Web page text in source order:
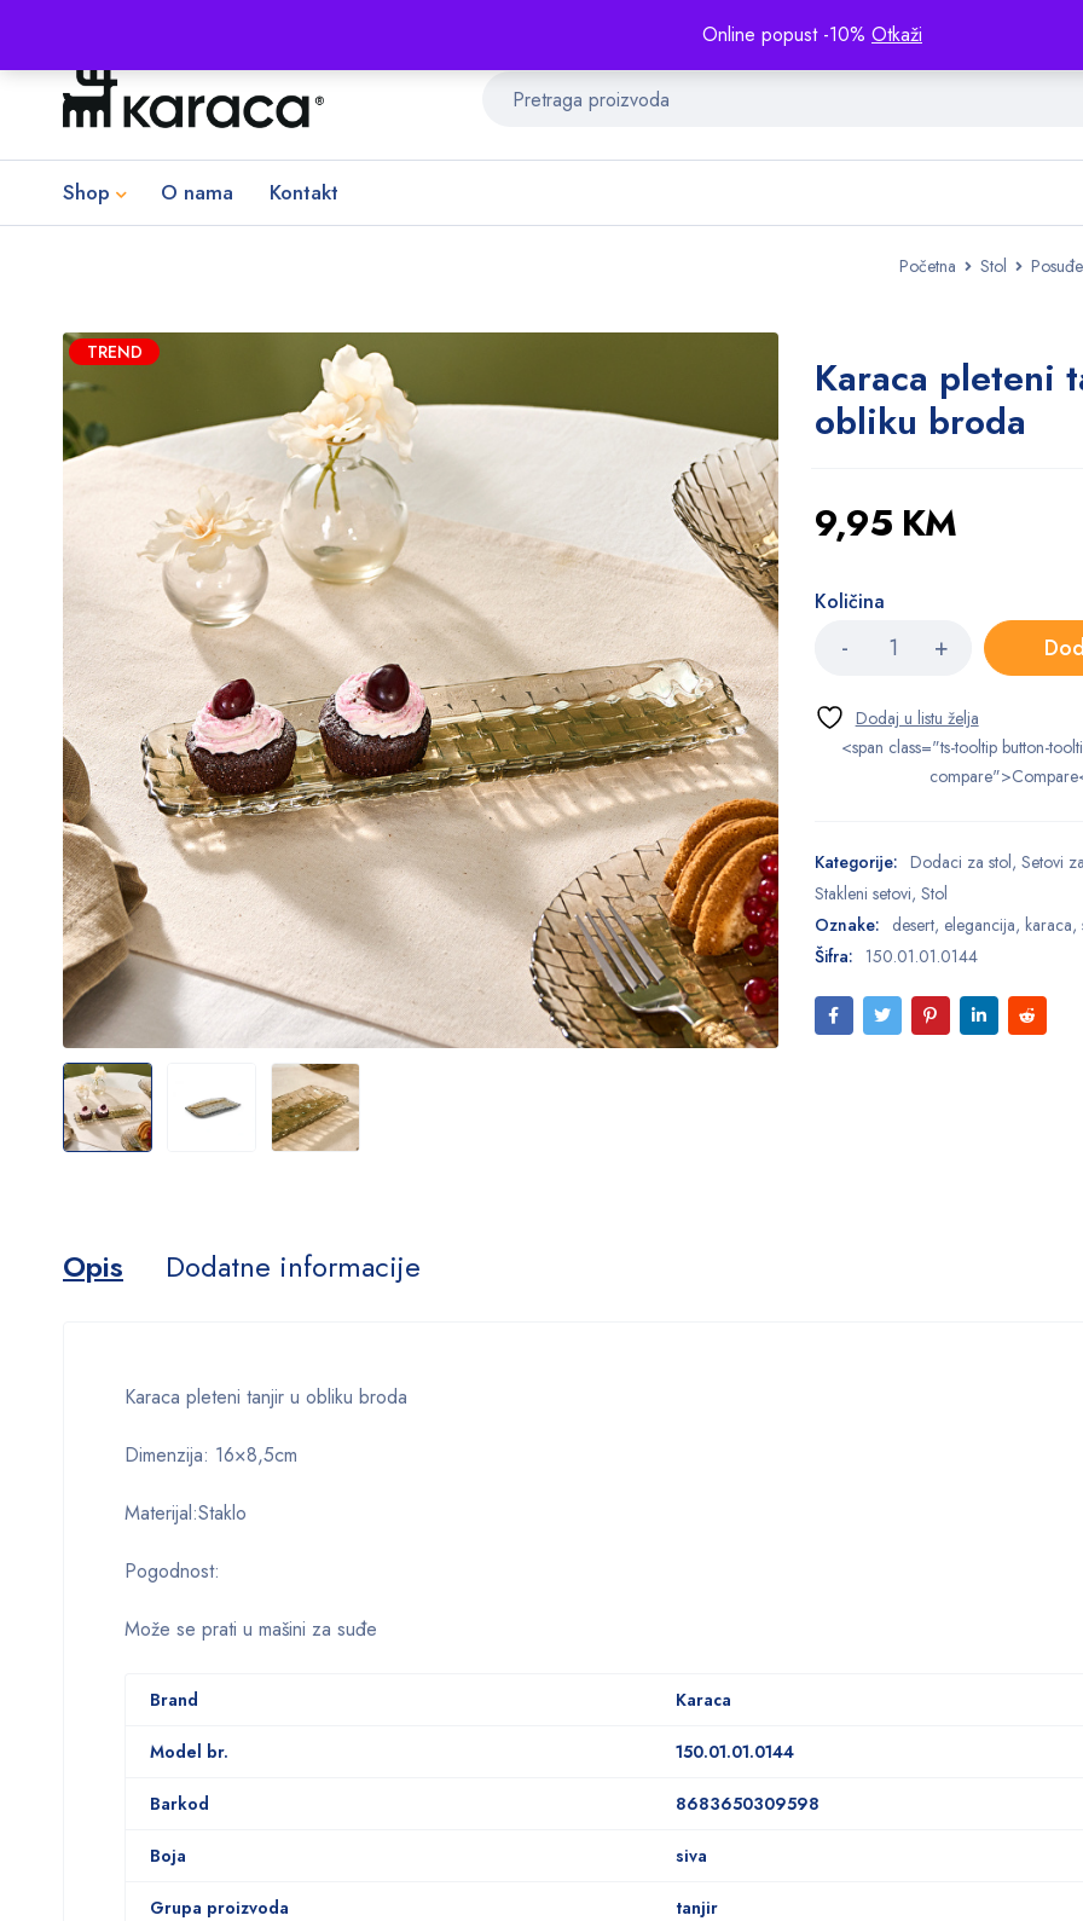
Online popust -10% Otkaži
Shop O nama Kontakt
Početna Stol Posuđe
TREND
Karaca pleteni
obliku broda
9,95 KM
Količina
<span class="ts-tooltip button-
Kategorije: Dodaci za stol, Setovi
Stakleni setovi, Stol
Oznake: desert, elegancija, karaca,
Šifra: 150.01.01.0144
Opis Dodatne informacije
Karaca pleteni tanjir u obliku broda
Dimenzija: 16×8,5cm
Materijal:Staklo
Pogodnost:
Može se prati u mašini za suđe
Brand Karaca
Model br. 150.01.01.0144
Barkod 8683650309598
Boja siva
Grupa proizvoda tanjir